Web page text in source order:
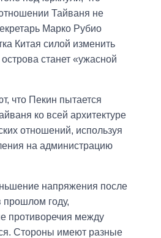
Тайваня не
Марко Рубио
Китая силой изменить
острова станет «ужасной
что Пекин пытается
ко всей архитектуре
отношений, используя
на администрацию
напряжения после
прошлом году,
противоречия между
Стороны имеют разные